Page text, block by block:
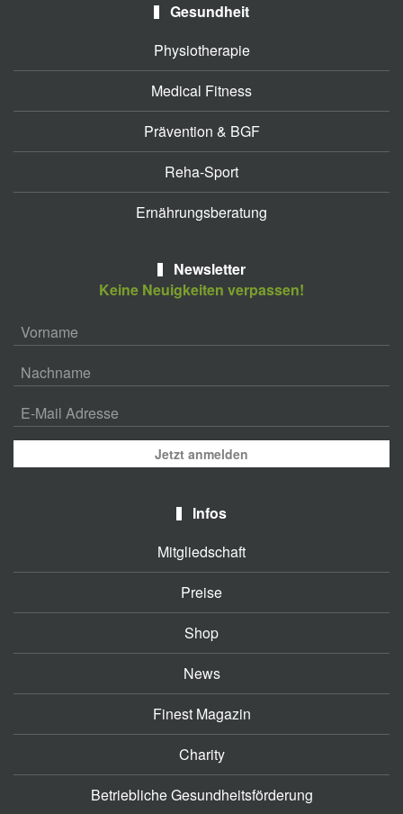
Gesundheit
Physiotherapie
Medical Fitness
Prävention & BGF
Reha-Sport
Ernährungsberatung
Newsletter
Keine Neuigkeiten verpassen!
Jetzt anmelden
Infos
Mitgliedschaft
Preise
Shop
News
Finest Magazin
Charity
Betriebliche Gesundheitsförderung